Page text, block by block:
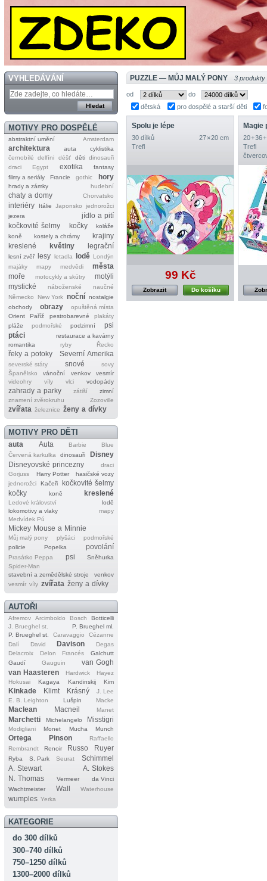
VYHLEDÁVÁNÍ
MOTIVY PRO DOSPĚLÉ
abstraktní umění Amsterdam
architektura auta
cyklistika
černobílé
delfíni déšť děti dinosauři
draci
Egypt exotika
fantasy
filmy a seriály
Francie gothic hory
hrady a zámky hudební
chaty a domy Chorvatsko
interiéry Itálie Japonsko
jednorožci
jezera
jídlo a pití
kočkovité šelmy
kočky
koláže
koně
kostely a chrámy
krajiny
kreslené
květiny legrační
lesní zvěř lesy letadla lodě Londýn
majáky
mapy medvědi
města
moře
motocykly a skútry
motýli
mystické
náboženské
naučné
Německo
New York noční nostalgie
obchody
obrazy
opuštěná místa
Orient
Paříž pestrobarevné
plakáty
pláže
podmořské podzimní
psi
ptáci
restaurace a kavárny
romantika
ryby Řecko
řeky a potoky Severní Amerika
severské státy snové
sovy
Španělsko
vánoční venkov
vesmír
videohry
víly vlci vodopády
zahrady a parky zátiší
zimní
znamení zvěrokruhu
Zozoville
zvířata železnice ženy a dívky
MOTIVY PRO DĚTI
auta Auta Barbie
Blue
Červená karkulka
dinosauři
Disney
Disneyovské princezny
draci
Gorjuss
Harry Potter
hasičské vozy
jednorožci
Kačeři
kočkovité šelmy
kočky
koně kreslené
Ledové království
lodě
lokomotivy a vlaky
mapy
Medvídek Pú
Mickey Mouse a Minnie
Můj malý pony plyšáci
podmořské
policie
Popelka povolání
Prasátko Peppa psi
Sněhurka
Spider‐Man
stavební a zemědělské stroje
venkov
vesmír víly zvířata ženy a dívky
AUTOŘI
Afremov Arcimboldo Bosch
Botticelli
J. Brueghel st.
P. Brueghel ml.
P. Brueghel st.
Caravaggio
Cézanne
Dalí
David Davison
Degas
Delacroix
Delon Francés
Galchutt
Gaudí
Gauguin
van Gogh
van Haasteren
Hardwick
Hayez
Hokusai
Kagaya Kandinskij Kim
Kinkade Klimt Krásný
J. Lee
E. B. Leighton
Lušpin Macke
Maclean Macneil Manet
Marchetti Michelangelo Misstigri
Modigliani Monet Mucha Munch
Ortega Pinson
Raffaello
Rembrandt
Renoir Russo Ruyer
Ryba S. Park Seurat
Schimmel
A. Stewart
A. Stokes
N. Thomas
Vermeer
da Vinci
Wachtmeister
Wall Waterhouse
wumples Yerka
KATEGORIE
do 300 dílků
300–740 dílků
750–1250 dílků
1300–2000 dílků
PUZZLE — MŮJ MALÝ PONY 3 produkty
od
do
dětská
pro dospělé a starší děti
Spolu je lépe
30 dílků
27 × 20 cm
Trefl
99 Kč
Do košíku
Zobrazit
Magie
20 + 36
Trefl